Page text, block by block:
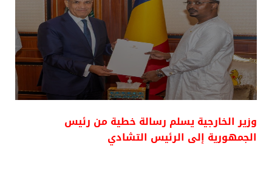
وزير الخارجية يسلم رسالة خطية من رئيس
الجمهورية إلى الرئيس التشادي